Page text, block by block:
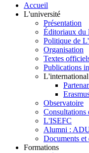
Accueil
L'université
Présentation
Éditoriaux du
Politique de
Organisation
Textes
Publications
L'international
Observatoire
Consultations
L'ISEFC
Alumni :
Documents et
Formations